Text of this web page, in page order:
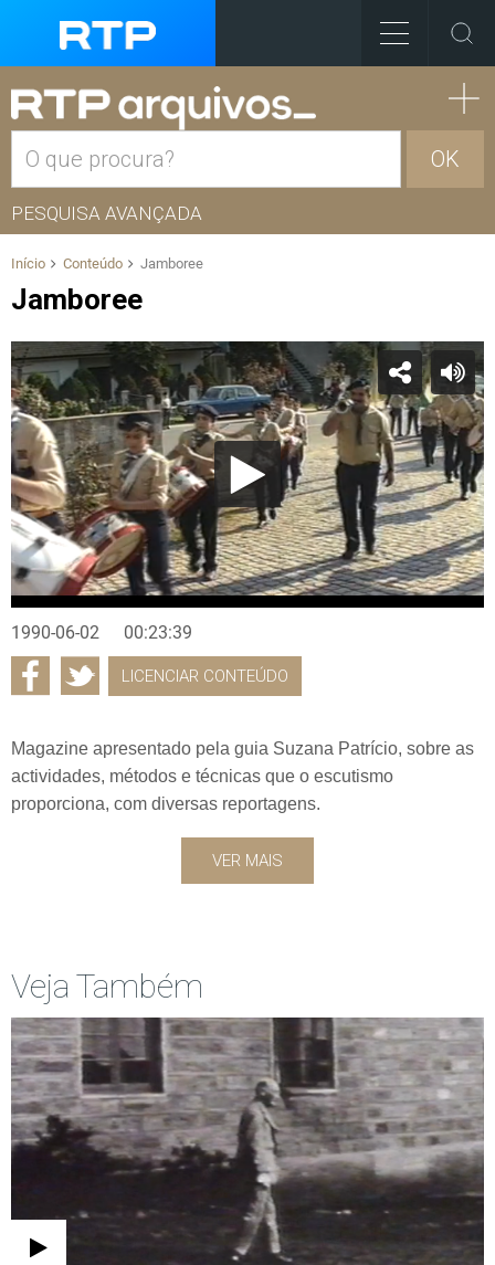
OK
PESQUISA AVANÇADA
Início Conteúdo Jamboree
Jamboree
1990-06-02 00:23:39
LICENCIAR CONTEÚDO
Magazine apresentado pela guia Suzana Patrício, sobre as
actividades, métodos e técnicas que o escutismo
proporciona, com diversas reportagens.
VER MAIS
Veja Também